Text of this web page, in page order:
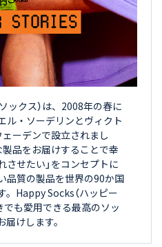
ックス）は、2008年の春に
ル・ソーデリンとヴィクト
ーデンで設立されまし
品をお届けすることで幸
せたい」をコンセプトに
品質の製品を世界の90か国
Happy Socks（ハッピー
でも愛用できる最高のソッ
けします。